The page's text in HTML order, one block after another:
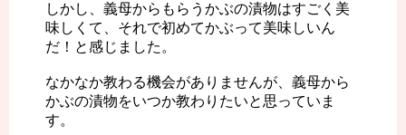
しかし、義母からもらうかぶの漬物はすごく美
味しくて、それで初めてかぶって美味しいん
だ！と感じました。
なかなか教わる機会がありませんが、義母から
かぶの漬物をいつか教わりたいと思っていま
す。